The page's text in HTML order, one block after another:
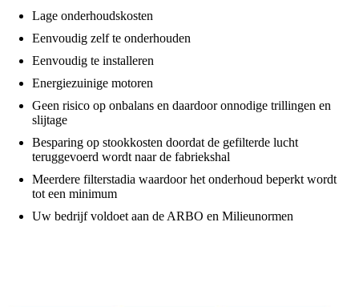
Lage onderhoudskosten
Eenvoudig zelf te onderhouden
Eenvoudig te installeren
Energiezuinige motoren
Geen risico op onbalans en daardoor onnodige trillingen en
slijtage
Besparing op stookkosten doordat de gefilterde lucht
teruggevoerd wordt naar de fabriekshal
Meerdere filterstadia waardoor het onderhoud beperkt wordt
tot een minimum
Uw bedrijf voldoet aan de ARBO en Milieunormen